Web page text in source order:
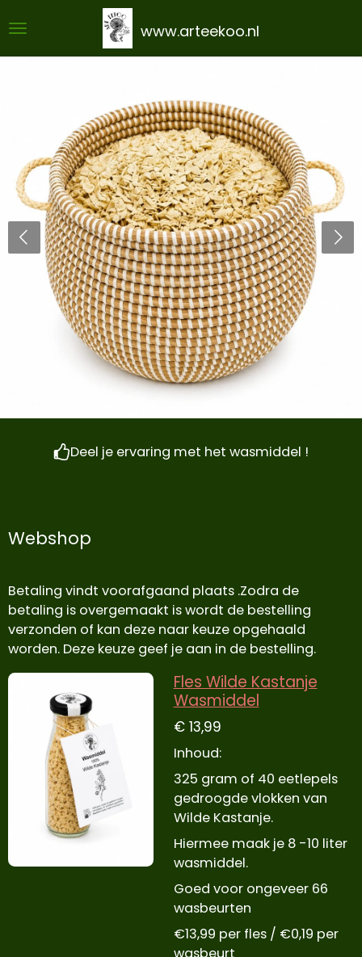
direct
naar
www.arteekoo.nl
Deel je ervaring met het wasmiddel !
Webshop
Betaling vindt voorafgaand plaats .Zodra de
betaling is overgemaakt is wordt de bestelling
verzonden of kan deze naar keuze opgehaald
worden. Deze keuze geef je aan in de bestelling.
Fles Wilde Kastanje
Wasmiddel
€ 13,99
Inhoud:
325 gram of 40 eetlepels
gedroogde vlokken van
Wilde Kastanje.
Hiermee maak je 8 -10 liter
wasmiddel.
Goed voor ongeveer 66
wasbeurten
€13,99 per fles / €0,19 per